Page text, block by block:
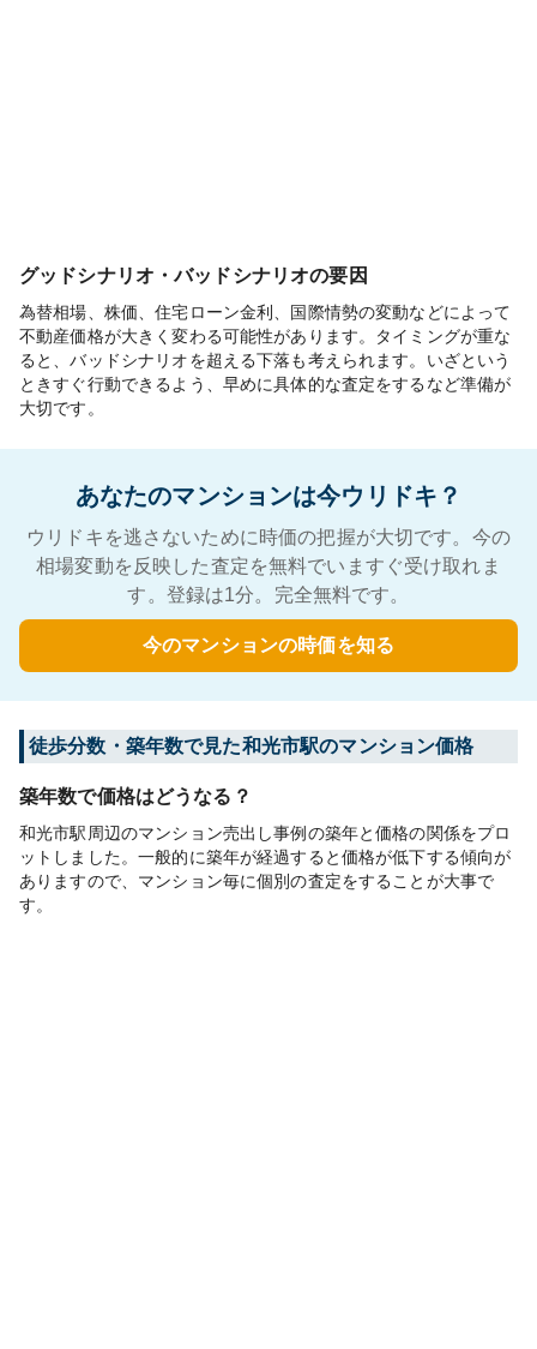
グッドシナリオ・バッドシナリオの要因
為替相場、株価、住宅ローン金利、国際情勢の変動などによって
不動産価格が大きく変わる可能性があります。タイミングが重な
ると、バッドシナリオを超える下落も考えられます。いざという
ときすぐ行動できるよう、早めに具体的な査定をするなど準備が
大切です。
あなたのマンションは今ウリドキ？
ウリドキを逃さないために時価の把握が大切です。今の
相場変動を反映した査定を無料でいますぐ受け取れま
す。登録は1分。完全無料です。
今のマンションの時価を知る
徒歩分数・築年数で見た和光市駅のマンション価格
築年数で価格はどうなる？
和光市駅周辺のマンション売出し事例の築年と価格の関係をプロ
ットしました。一般的に築年が経過すると価格が低下する傾向が
ありますので、マンション毎に個別の査定をすることが大事で
す。